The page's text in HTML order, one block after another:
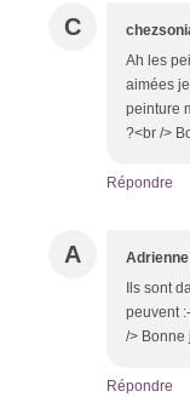
C
Ah les
aimées
peinture
?<br />
Répondre
A Adrienne
Ils sont
peuvent
/> Bonne
Répondre